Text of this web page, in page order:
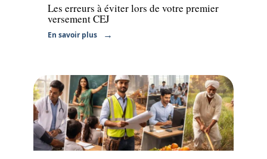
Les erreurs à éviter lors de votre premier
versement CEJ
En savoir plus
Actu